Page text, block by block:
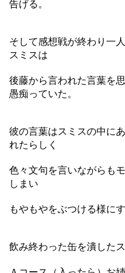
告げる。
そして感想戦が終わり一
スミスは
後藤から言われた言葉を
愚痴っていた。
彼の言葉はスミスの中に
れたらしく
色々文句を言いながらも
しまい
もやもやをぶつける様に
飲み終わった缶を潰した